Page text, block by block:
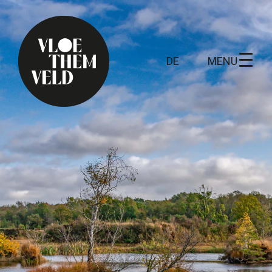
DE MENU
Home
Zu erledigen
Alle Aktivitäten
Führungen
Routen
Kunst in Vloethemveld